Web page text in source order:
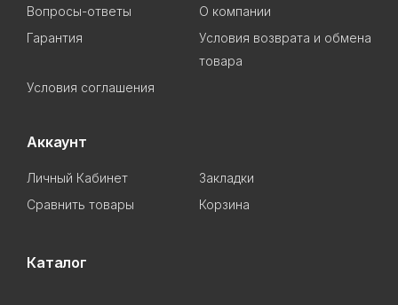
Вопросы-ответы
О компании
Гарантия
Условия возврата и обмена
товара
Условия соглашения
Аккаунт
Личный Кабинет
Закладки
Сравнить товары
Корзина
Каталог